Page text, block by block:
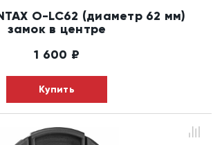
O-LC62 (диаметр 62 мм)
замок в центре
1 600 ₽
Купить